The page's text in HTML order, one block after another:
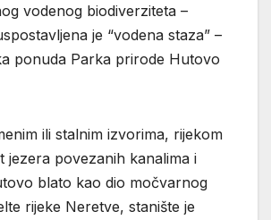
vodenog biodiverziteta –
je “vodena staza” –
ponuda Parka prirode Hutovo
ili stalnim izvorima, rijekom
jezera povezanih kanalima i
blato kao dio močvarnog
rijeke Neretve, stanište je